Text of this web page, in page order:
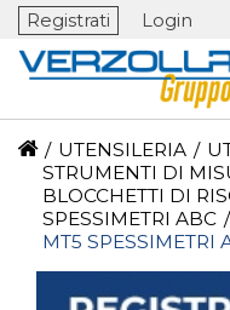
Registrati Login
/ UTENSILERIA /
STRUMENTI DI
BLOCCHETTI DI
SPESSIMETRI ABC /
MT5 SPESSIMETRI